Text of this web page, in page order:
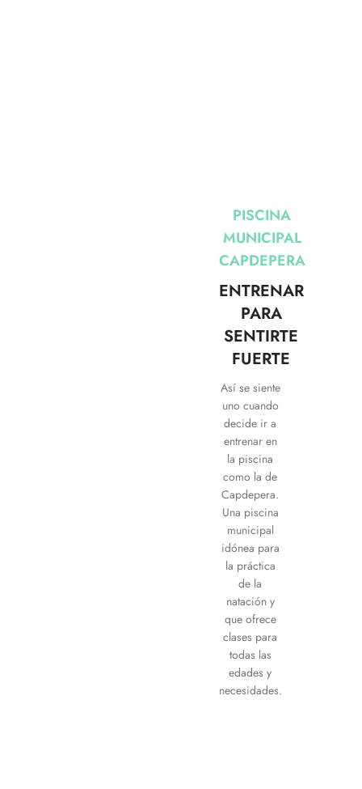
PISCINA
MUNICIPAL
CAPDEPERA
ENTRENAR
PARA
SENTIRTE
FUERTE
Así se siente
uno cuando
decide ir a
entrenar en
la piscina
como la de
Capdepera.
Una piscina
municipal
idónea para
la práctica
de la
natación y
que ofrece
clases para
todas las
edades y
necesidades.